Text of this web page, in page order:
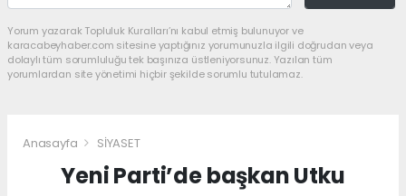
Yorum yazarak Topluluk Kuralları’nı kabul etmiş bulunuyor ve
karacabeyhaber.com sitesine yaptığınız yorumunuzla ilgili doğrudan veya
dolaylı tüm sorumluluğu tek başınıza üstleniyorsunuz. Yazılan tüm
yorumlardan site yönetimi hiçbir şekilde sorumlu tutulamaz.
Anasayfa SİYASET
Yeni Parti’de başkan Utku